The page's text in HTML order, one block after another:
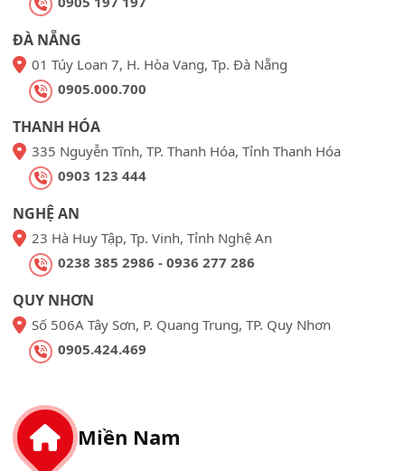
ĐÀ NẴNG
01 Túy Loan 7, H. Hòa Vang, Tp. Đà Nẵng
0905.000.700
THANH HÓA
335 Nguyễn Tĩnh, TP. Thanh Hóa, Tỉnh Thanh Hóa
0903 123 444
NGHỆ AN
23 Hà Huy Tập, Tp. Vinh, Tỉnh Nghệ An
0238 385 2986 - 0936 277 286
QUY NHƠN
Số 506A Tây Sơn, P. Quang Trung, TP. Quy Nhơn
0905.424.469
Miền Nam